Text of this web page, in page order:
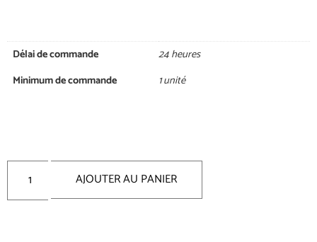
Délai de commande
24 heures
Minimum de commande
1 unité
AJOUTER AU PANIER